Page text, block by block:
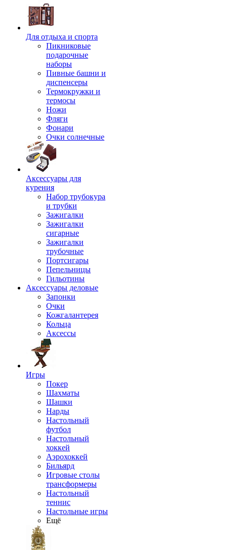
Для отдыха и спорта
Пикниковые
подарочные
наборы
Пивные башни и
диспенсеры
Термокружки и
термосы
Ножи
Фляги
Фонари
Очки солнечные
Аксессуары для
курения
Набор трубокура
и трубки
Зажигалки
Зажигалки
сигарные
Зажигалки
трубочные
Портсигары
Пепельницы
Гильотины
Аксессуары деловые
Запонки
Очки
Кожгалантерея
Кольца
Аксессы
Игры
Покер
Шахматы
Шашки
Нарды
Настольный
футбол
Настольный
хоккей
Аэрохоккей
Бильярд
Игровые столы
трансформеры
Настольный
теннис
Настольные игры
Ещё